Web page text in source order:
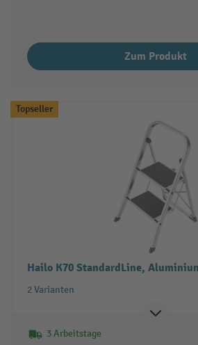
Zum Produkt
Topseller
Hailo K70 StandardLine,
2 Varianten
3 Arbeitstage